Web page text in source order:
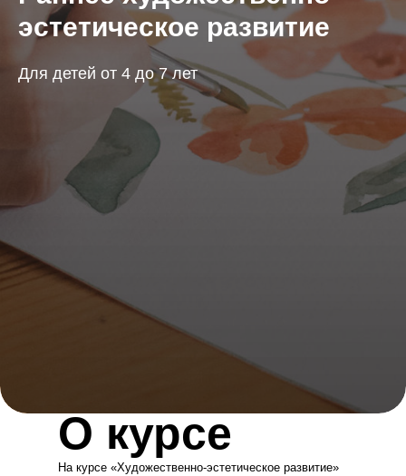
эстетическое развитие
Для детей от 4 до 7 лет
На курсе «Художественно-эстетическое развитие»
О курсе